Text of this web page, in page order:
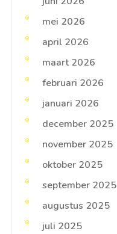
mei 2026
april 2026
maart 2026
februari 2026
januari 2026
december 2025
november 2025
oktober 2025
september 2025
augustus 2025
juli 2025